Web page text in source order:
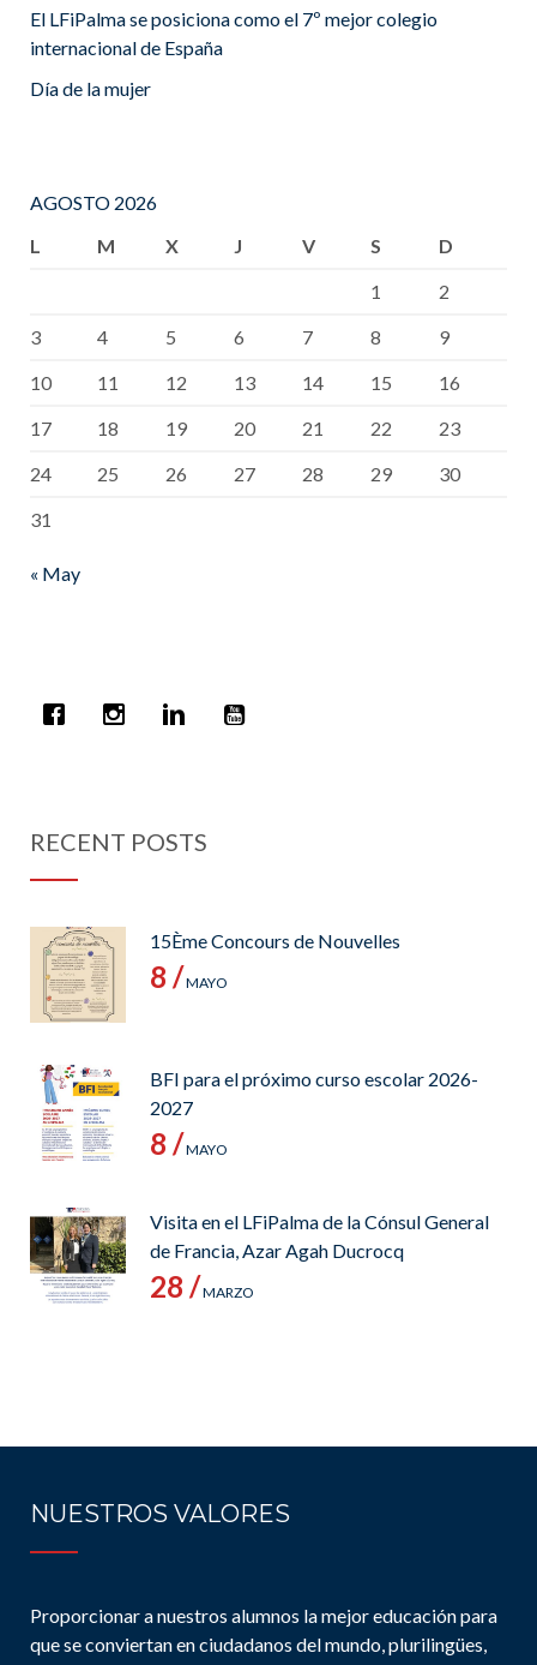
El LFiPalma se posiciona como el 7º mejor colegio
internacional de España
Día de la mujer
AGOSTO 2026
L
M X J V S
D
1
2
3
4 5 6 7 8
9
10
11 12 13 14 15
16
17
18 19 20 21 22
23
24
25 26 27 28 29
30
31
« May
RECENT POSTS
15Ème Concours de Nouvelles
8 /MAYO
BFI para el próximo curso escolar 2026-
2027
8 /MAYO
Visita en el LFiPalma de la Cónsul General
de Francia, Azar Agah Ducrocq
28 /MARZO
NUESTROS VALORES
Proporcionar a nuestros alumnos la mejor educación para
que se conviertan en ciudadanos del mundo, plurilingües,